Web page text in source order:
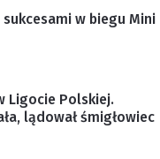
w biegu Mini
Ligocie Polskiej.
lądował śmigłowiec